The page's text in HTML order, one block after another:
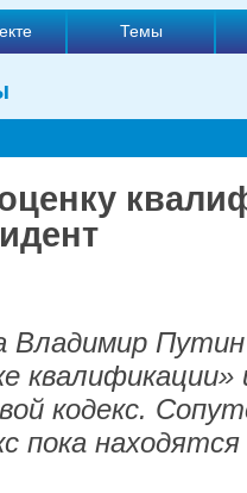
Темы
Владимир
кодекс.
пока